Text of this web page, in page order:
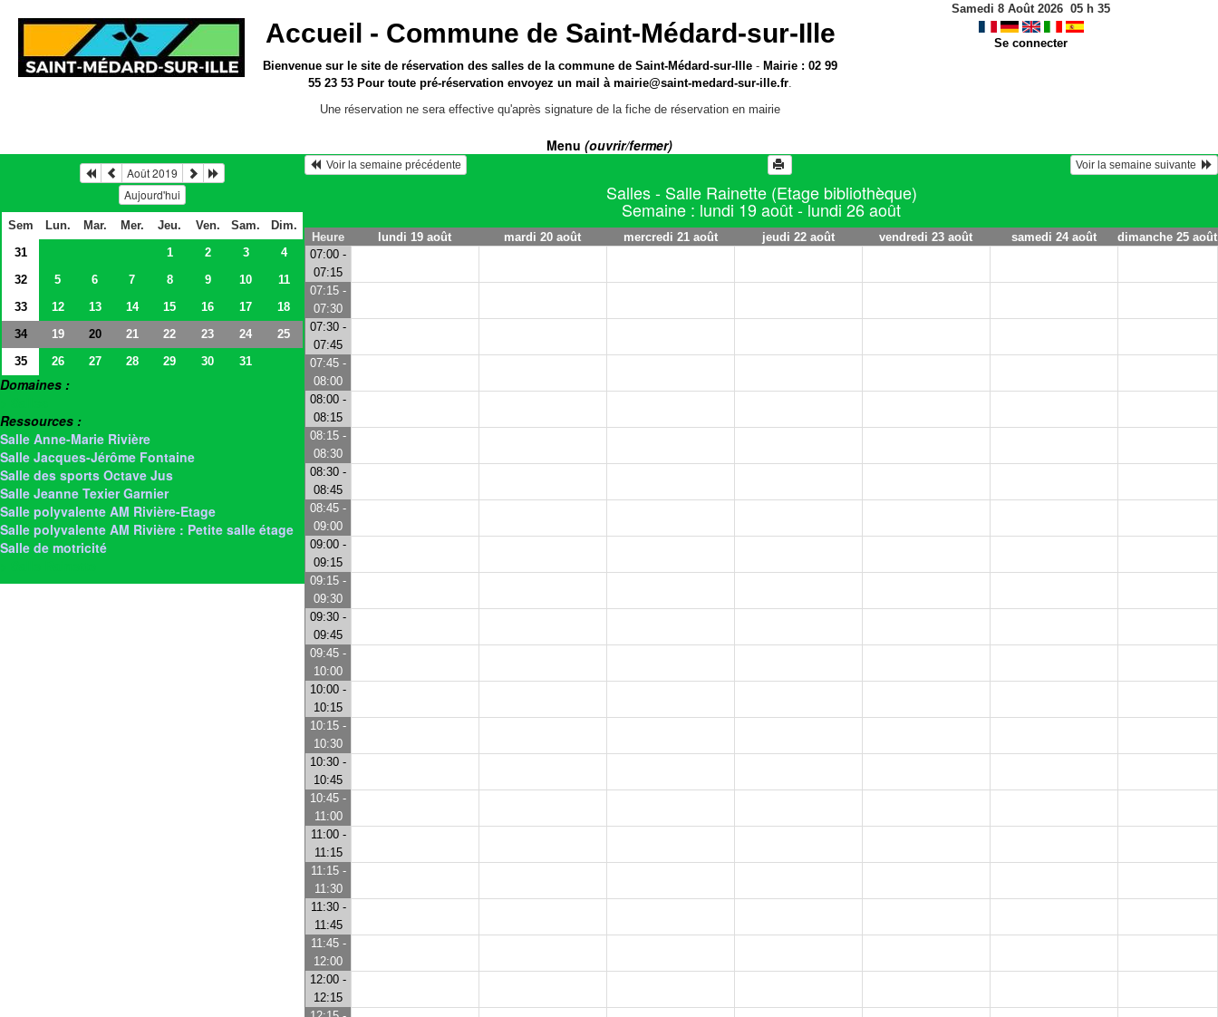
Accueil - Commune de Saint-Médard-sur-Ille
Bienvenue sur le sitede réservation des salles de la commune de Saint-Médard-sur-Ille - Mairie : 02 99
55 23 53 Pour toute pré-réservation envoyez un mail àmairie@saint-medard-sur-ille.fr.
Une réservation ne sera effective qu'après signature de la fiche de réservation en mairie
Samedi 8 Août 2026 05 h 35
Se connecter
Menu (ouvrir/fermer)
Août 2019
Aujourd'hui
Sem Lun. Mar. Mer. Jeu. Ven. Sam.
Dim.
31
1 2 3
4
32
5 6 7 8 9 10
11
33
12 13 14 15 16 17
18
34
19 20 21 22 23 24
25
35
26 27 28 29 30 31
Domaines :
Ressources :
Salle Anne-Marie Rivière
Salle Jacques-Jérôme Fontaine
Salle des sports Octave Jus
Salle Jeanne Texier Garnier
Salle polyvalente AM Rivière-Etage
Salle polyvalente AM Rivière : Petite salle étage
Salle de motricité
  Voir la semaine précédente
Voir la semaine suivante
Salles - Salle Rainette (Etage bibliothèque)
Semaine : lundi 19 août - lundi 26 août
Heure lundi 19 août mardi 20 août mercredi 21 août jeudi 22 août vendredi 23 août samedi 24 août
dimanche 25 août
07:00 -
07:15
07:15 -
07:30
07:30 -
07:45
07:45 -
08:00
08:00 -
08:15
08:15 -
08:30
08:30 -
08:45
08:45 -
09:00
09:00 -
09:15
09:15 -
09:30
09:30 -
09:45
09:45 -
10:00
10:00 -
10:15
10:15 -
10:30
10:30 -
10:45
10:45 -
11:00
11:00 -
11:15
11:15 -
11:30
11:30 -
11:45
11:45 -
12:00
12:00 -
12:15